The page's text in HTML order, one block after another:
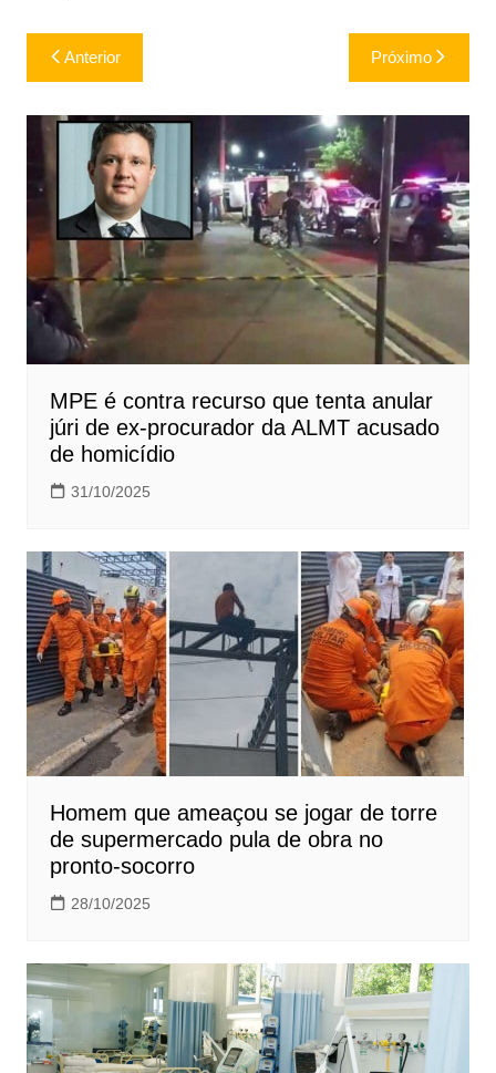
Navegação
de
Post
Anterior Próximo
MPE é contra recurso que tenta anular
júri de ex-procurador da ALMT acusado
de homicídio
31/10/2025
Homem que ameaçou se jogar de torre
de supermercado pula de obra no
pronto-socorro
28/10/2025